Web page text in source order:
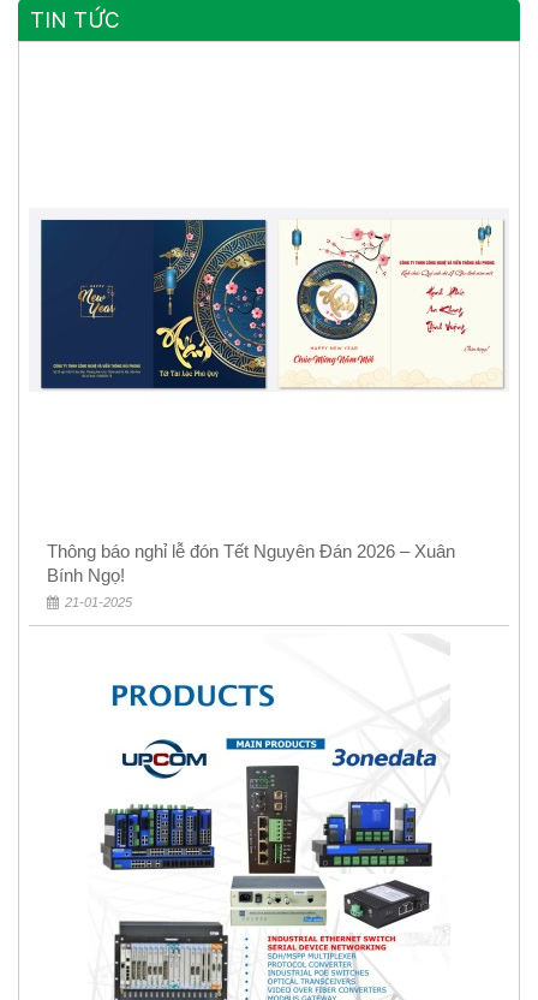
TIN TỨC
Thông báo nghỉ lễ đón Tết Nguyên Đán 2026 – Xuân
Bính Ngọ!
21-01-2025